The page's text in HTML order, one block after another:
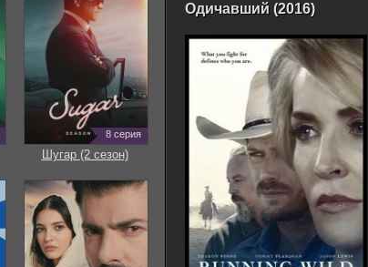
Одичавший (2016)
8 серия
Шугар (2 сезон)